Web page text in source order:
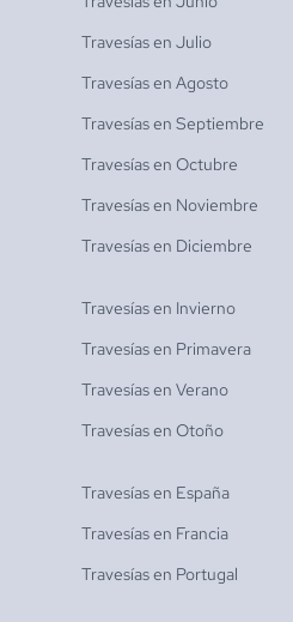
Travesías en Julio
Travesías en Agosto
Travesías en Septiembre
Travesías en Octubre
Travesías en Noviembre
Travesías en Diciembre
Travesías en Invierno
Travesías en Primavera
Travesías en Verano
Travesías en Otoño
Travesías en España
Travesías en Francia
Travesías en Portugal